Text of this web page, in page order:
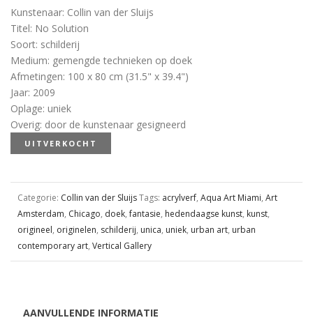
Kunstenaar: Collin van der Sluijs
Titel: No Solution
Soort: schilderij
Medium: gemengde technieken op doek
Afmetingen: 100 x 80 cm (31.5" x 39.4")
Jaar: 2009
Oplage: uniek
Overig: door de kunstenaar gesigneerd
UITVERKOCHT
Categorie: Collin van der SluijsTags: acrylverf, Aqua Art Miami, Art
Amsterdam, Chicago, doek,fantasie, hedendaagse kunst, kunst,
origineel, originelen, schilderij, unica, uniek, urban art, urban
contemporary art, Vertical Gallery
AANVULLENDE INFORMATIE